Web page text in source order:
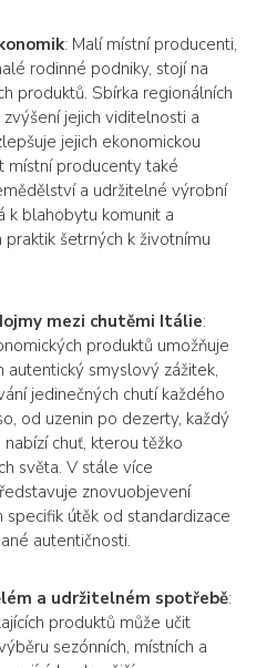
: Malí místní producenti,
rodinné podniky, stojí na
produktů. Sbírka regionálních
jejich viditelnosti a
jejich ekonomickou
místní producenty také
a udržitelné výrobní
k blahobytu komunit a
šetrných k životnímu
mezi chutěmi Itálie:
produktů umožňuje
smyslový zážitek,
jedinečných chutí každého
od uzenin po dezerty, každý
chuť, kterou těžko
světa. V stále více
znovuobjevení
specifik útěk od standardizace
autentičnosti.
a udržitelném spotřebě:
produktů může učit
sezónních, místních a